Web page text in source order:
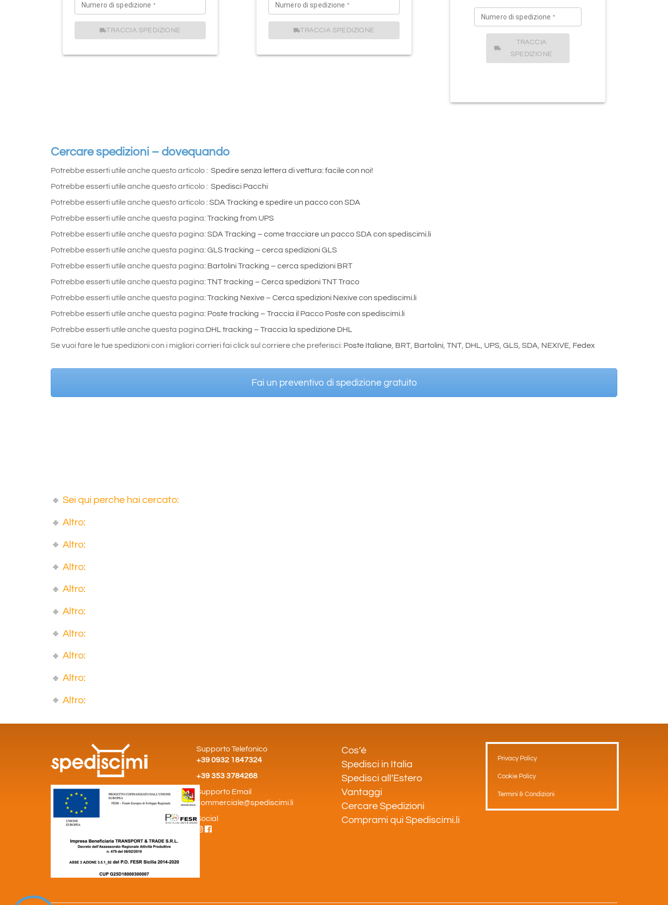
Numero di spedizione *
TRACCIA SPEDIZIONE
Numero di spedizione *
TRACCIA SPEDIZIONE
Numero di spedizione *
TRACCIA
SPEDIZIONE
Cercare spedizioni – dovequando
Potrebbe esserti utile anche questo articolo : Spedire senza lettera di vettura: facile con noi!
Potrebbe esserti utile anche questo articolo : Spedisci Pacchi
Potrebbe esserti utile anche questo articolo :SDA Tracking e spedire un pacco con SDA
Potrebbe esserti utile anche questa pagina:Tracking from UPS
Potrebbe esserti utile anche questa pagina:SDA Tracking – come tracciare un pacco SDA con spediscimi.li
Potrebbe esserti utile anche questa pagina:GLS tracking – cerca spedizioni GLS
Potrebbe esserti utile anche questa pagina: Bartolini Tracking – cerca spedizioni BRT
Potrebbe esserti utile anche questa pagina:TNT tracking – Cerca spedizioni TNT Traco
Potrebbe esserti utile anche questa pagina:Tracking Nexive – Cerca spedizioni Nexive con spediscimi.li
Potrebbe esserti utile anche questa pagina: Poste tracking – Traccia il Pacco Poste con spediscimi.li
Potrebbe esserti utile anche questa pagina:DHL tracking – Traccia la spedizione DHL
Se vuoi fare le tue spedizioni con i migliori corrieri fai click sul corriere che preferisci: Poste Italiane BRT Bartolini TNT DHL UPS GLS SDA NEXIVE Fedex
Fai un preventivo di spedizione gratuito
Sei qui perche hai cercato:
Altro:
Altro:
Altro:
Altro:
Altro:
Altro:
Altro:
Altro:
Altro:
Supporto Telefonico
+39 0932 1847324
+39 353 3784268
Supporto Email
commerciale@spediscimi.li
Social
Cos’è
Spedisci in Italia
Spedisci all’Estero
Vantaggi
Cercare Spedizioni
Comprami qui Spediscimi.li
Privacy Policy
Cookie Policy
Termini & Condizioni